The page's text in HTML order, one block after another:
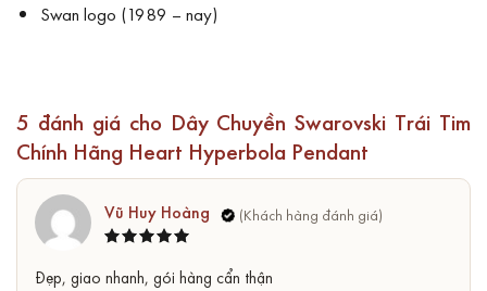
Swan logo (1989 – nay)
5 đánh giá cho Dây Chuyền Swarovski Trái Tim
Chính Hãng Heart Hyperbola Pendant
hạng 55
Vũ Huy Hoàng
Đẹp, giao nhanh, gói hàng cẩn thận